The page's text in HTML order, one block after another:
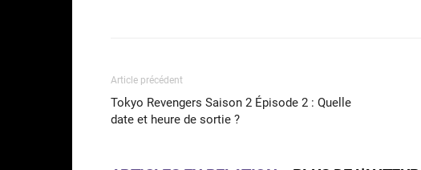
Article précédent
Tokyo Revengers Saison 2 Épisode 2 : Quelle
date et heure de sortie ?